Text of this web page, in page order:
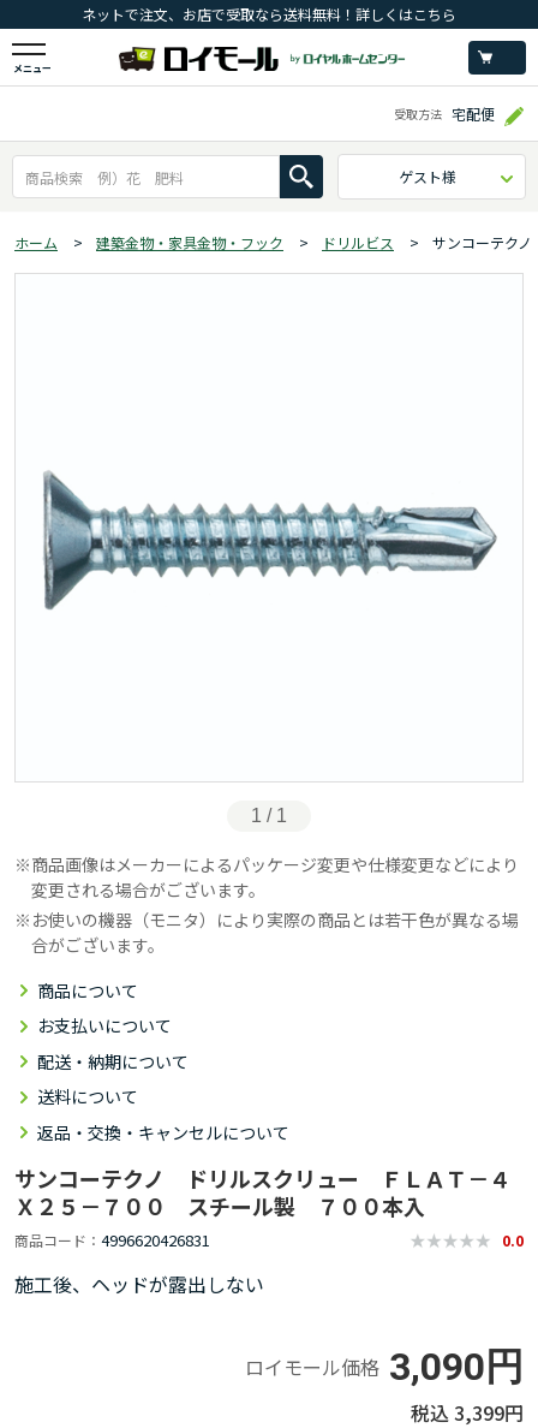
ネットで注文、お店で受取なら送料無料！詳しくはこちら
メニュー
受取方法 宅配便
ゲスト様
ホーム > 建築金物・家具金物・フック > ドリルビス > サンコーテク
1 / 1
商品画像はメーカーによるパッケージ変更や仕様変更などにより
変更される場合がございます。
お使いの機器（モニタ）により実際の商品とは若干色が異なる場
合がございます。
商品について
お支払いについて
配送・納期について
送料について
返品・交換・キャンセルについて
サンコーテクノ ドリルスクリュー ＦＬＡＴ－４
Ｘ２５－７００ スチール製 ７００本入
商品コード 4996620426831 0.0
施工後、ヘッドが露出しない
ロイモール価格 3,090円
3,399円